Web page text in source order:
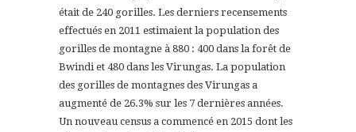
était de 240 gorilles. Les derniers recensements
effectués en 2011 estimaient la population des
gorilles de montagne à 880 : 400 dans la forêt de
Bwindi et 480 dans les Virungas. La population
des gorilles de montagnes des Virungas a
augmenté de 26.3% sur les 7 dernières années.
Un nouveau census a commencé en 2015 dont les